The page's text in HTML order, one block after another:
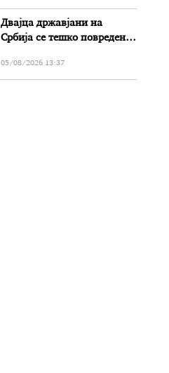
Двајца државјани на
Србија се тешко повредени
Прилеп-Битола
05/08/2026 13:37